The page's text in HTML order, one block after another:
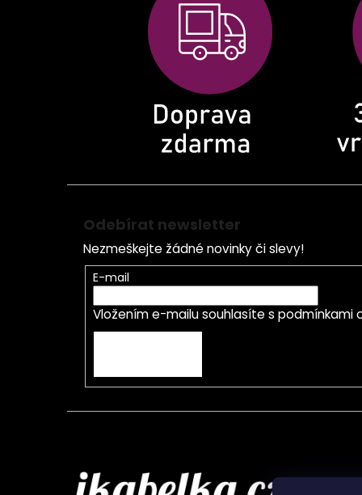
Odebírat newsletter
Nezmeškejte žádné novinky či slevy!
E-mail
Vložením e-mailu souhlasíte s podmínkami